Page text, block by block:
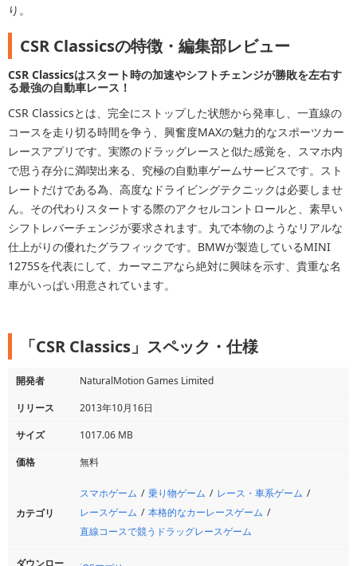
り。
CSR Classicsの特徴・編集部レビュー
CSR Classicsはスタート時の加速やシフトチェンジが勝敗を左右す
る最強の自動車レース！
CSR Classicsとは、完全にストップした状態から発車し、一直線の
コースを走り切る時間を争う、興奮度MAXの魅力的なスポーツカー
レースアプリです。実際のドラッグレースと似た感覚を、スマホ内
で思う存分に満喫出来る、究極の自動車ゲームサービスです。スト
レートだけである為、高度なドライビングテクニックは必要しませ
ん。その代わりスタートする際のアクセルコントロールと、素早い
シフトレバーチェンジが要求されます。丸で本物のようなリアルな
仕上がりの優れたグラフィックです。BMWが製造しているMINI
1275Sを代表にして、カーマニアなら絶対に興味を示す、貴重な名
車がいっぱい用意されています。
「CSR Classics」スペック・仕様
開発者
NaturalMotion Games Limited
リリース
2013年10月16日
サイズ
1017.06 MB
価格
無料
カテゴリ
スマホゲーム 乗り物ゲーム
レース・車系ゲーム
レースゲーム
本格的なカーレースゲーム
直線コースで競うドラッグレースゲーム
ダウンロー